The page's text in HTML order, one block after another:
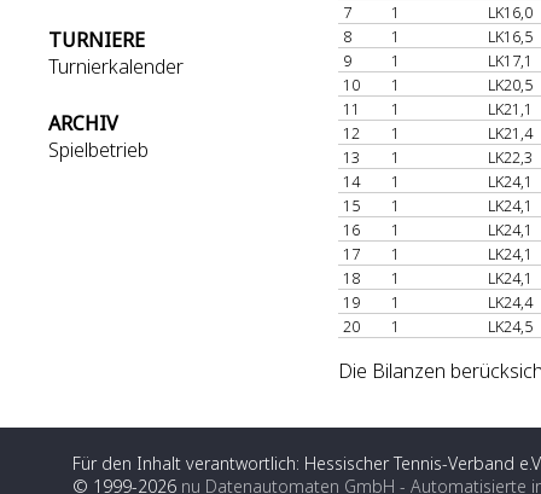
TURNIERE
Turnierkalender
ARCHIV
Spielbetrieb
7
1
LK16,0
8
1
LK16,5
9
1
LK17,1
10
1
LK20,5
11
1
LK21,1
12
1
LK21,4
13
1
LK22,3
14
1
LK24,1
15
1
LK24,1
16
1
LK24,1
17
1
LK24,1
18
1
LK24,1
19
1
LK24,4
20
1 LK24,5
Die Bilanzen
Für den Inhalt verantwortlich: Hessischer Tennis-Verband
© 1999-2026 nu Datenautomaten GmbH - Automatisierte